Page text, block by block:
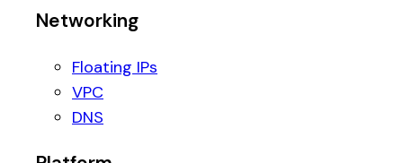
Networking
Floating IPs
VPC
DNS